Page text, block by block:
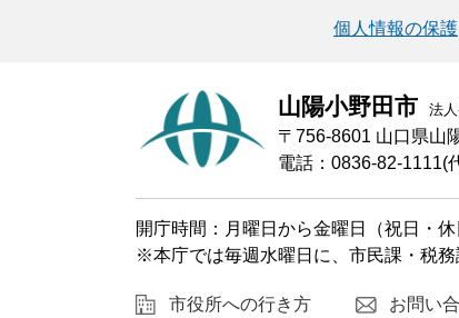
個人情報の保護
山陽小野田市 法
〒756-8601 山口県山
電話：0836-82-1111(
開庁時間：月曜日から金曜日（祝日・
※本庁では毎週水曜日に、市民課・税務
市役所への行き方 お問い